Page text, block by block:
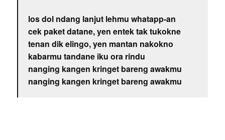
los dol ndang lanjut lehmu whatapp-an
cek paket datane, yen entek tak tukokne
tenan dik elingo, yen mantan nakokno
kabarmu tandane iku ora rindu
nanging kangen kringet bareng awakmu
nanging kangen kringet bareng awakmu